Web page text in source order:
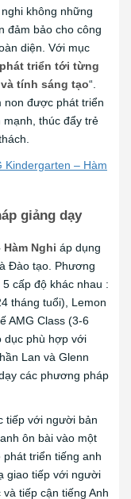
không những
đảm bảo cho công
diện. Với mục
triển tới từng
tính sáng tạo“.
non được phát triển
thúc đẩy trẻ
– Hàm
giảng dạy
Nghi áp dụng
Đào tạo. Phương
cấp độ khác nhau :
tháng tuổi), Lemon
AMG Class (3-6
dục phù hợp với
Lan và Glenn
các phương pháp
tiếp với người bản
ôn bài vào một
triển tiếng anh
giao tiếp với người
tiếp cận tiếng Anh